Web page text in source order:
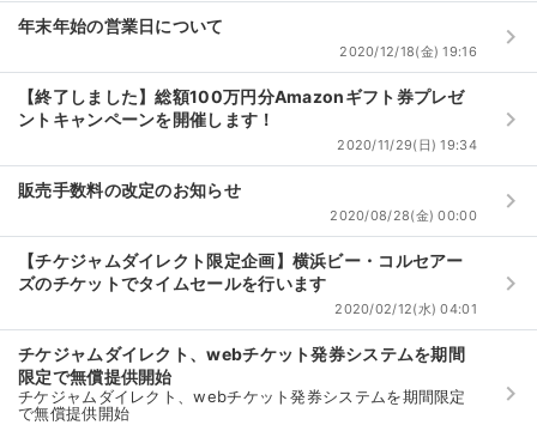
年末年始の営業日について
2020/12/18(金) 19:16 keyboard_arrow_right
【終了しました】総額100万円分Amazonギフト券プレゼ
ントキャンペーンを開催します！
2020/11/29(日) 19:34
keyboard_arrow_right
販売手数料の改定のお知らせ
2020/08/28(金) 00:00 keyboard_arrow_right
【チケジャムダイレクト限定企画】横浜ビー・コルセアー
ズのチケットでタイムセールを行います
2020/02/12(水) 04:01
keyboard_arrow_right
チケジャムダイレクト、webチケット発券システムを期間
限定で無償提供開始
チケジャムダイレクト、webチケット発券システムを期間限定
で無償提供開始
keyboard_arrow_right